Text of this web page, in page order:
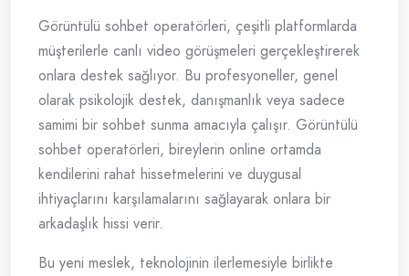
Görüntülü sohbet operatörleri, çeşitli platformlarda
müşterilerle canlı video görüşmeleri gerçekleştirerek
onlara destek sağlıyor. Bu profesyoneller, genel
olarak psikolojik destek, danışmanlık veya sadece
samimi bir sohbet sunma amacıyla çalışır. Görüntülü
sohbet operatörleri, bireylerin online ortamda
kendilerini rahat hissetmelerini ve duygusal
ihtiyaçlarını karşılamalarını sağlayarak onlara bir
arkadaşlık hissi verir.
Bu yeni meslek, teknolojinin ilerlemesiyle birlikte